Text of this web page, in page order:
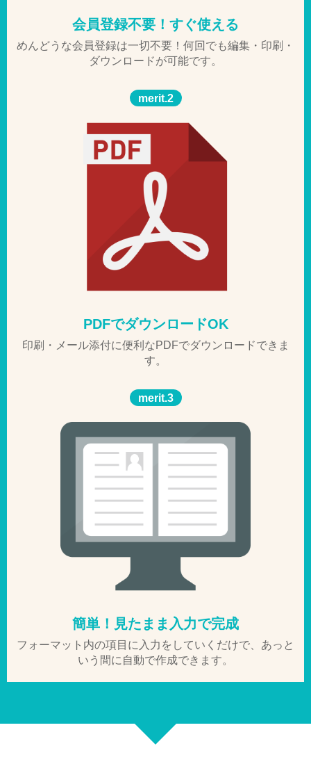
会員登録不要！すぐ使える
めんどうな会員登録は一切不要！何回でも編集・印刷・
ダウンロードが可能です。
merit.2
PDFでダウンロードOK
印刷・メール添付に便利なPDFでダウンロードできま
す。
merit.3
簡単！見たまま入力で完成
フォーマット内の項目に入力をしていくだけで、あっと
いう間に自動で作成できます。